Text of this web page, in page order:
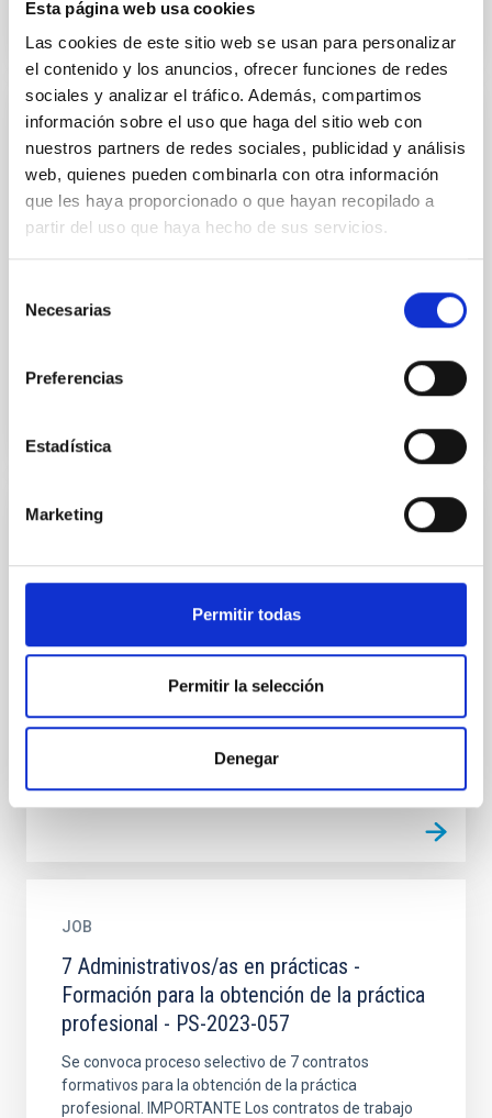
Esta página web usa cookies
Las cookies de este sitio web se usan para personalizar
el contenido y los anuncios, ofrecer funciones de redes
sociales y analizar el tráfico. Además, compartimos
información sobre el uso que haga del sitio web con
nuestros partners de redes sociales, publicidad y análisis
web, quienes pueden combinarla con otra información
que les haya proporcionado o que hayan recopilado a
partir del uso que haya hecho de sus servicios.
Necesarias
Preferencias
Estadística
Marketing
Permitir todas
Permitir la selección
Denegar
JOB
5 Administrativos/as en prácticas-
Formación para la obtención de la práctica
profesional-PS-2024-040
profesional. IMPORTANTE Los contratos de trabajo
6 Administrativos/as-Formación para la
contratos formativos para la obtención de la práctica
categoría...
JOB
7 Administrativos/as en prácticas -
Formación para la obtención de la práctica
profesional - PS-2023-057
Se convoca proceso selectivo de 7 contratos
formativos para la obtención de la práctica
profesional. IMPORTANTE Los contratos de trabajo